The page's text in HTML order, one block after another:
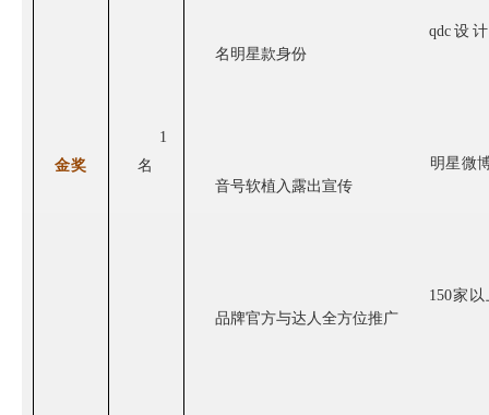
金奖
1
名
qdc设
名明星款身份
明星微
音号软植 入露出宣传
150家以
品牌官方与达人全方位推广